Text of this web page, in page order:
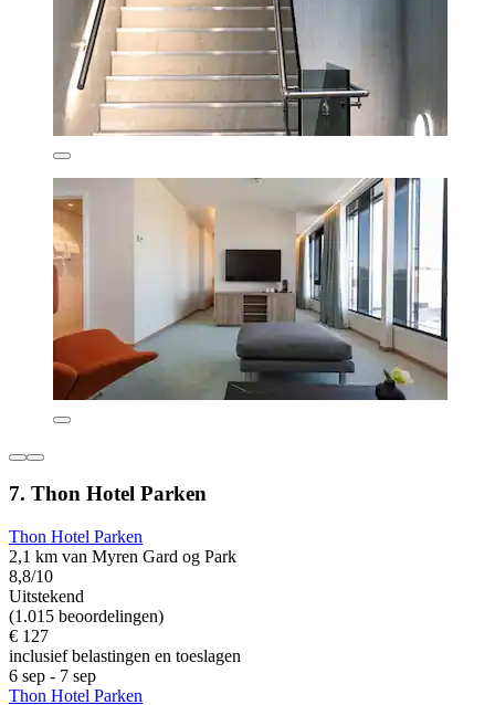
7. Thon Hotel Parken
Thon Hotel Parken
2,1 km van Myren Gard og Park
8,8/10
Uitstekend
(1.015 beoordelingen)
€ 127
inclusief belastingen en toeslagen
6 sep - 7 sep
Thon Hotel Parken